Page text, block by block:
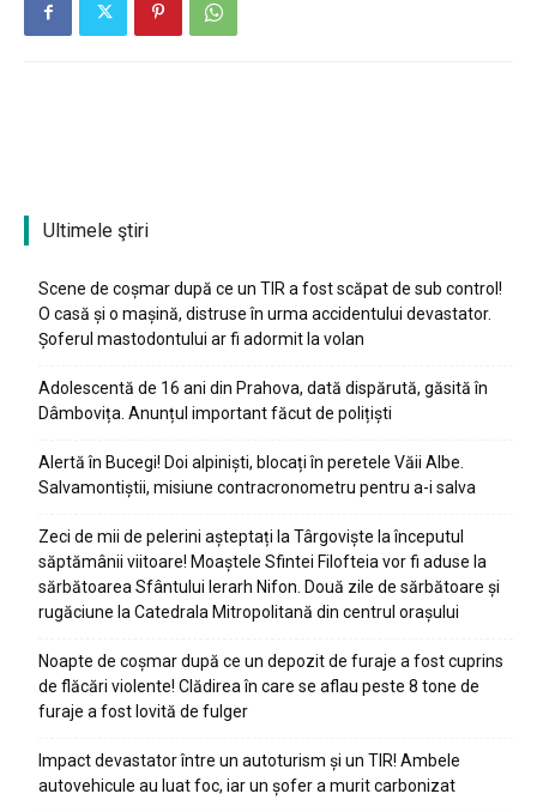
Ultimele ştiri
Scene de coșmar după ce un TIR a fost scăpat de sub control!
O casă și o mașină, distruse în urma accidentului devastator.
Șoferul mastodontului ar fi adormit la volan
Adolescentă de 16 ani din Prahova, dată dispărută, găsită în
Dâmbovița. Anunțul important făcut de polițiști
Alertă în Bucegi! Doi alpiniști, blocați în peretele Văii Albe.
Salvamontiștii, misiune contracronometru pentru a-i salva
Zeci de mii de pelerini așteptați la Târgoviște la începutul
săptămânii viitoare! Moaștele Sfintei Filofteia vor fi aduse la
sărbătoarea Sfântului Ierarh Nifon. Două zile de sărbătoare și
rugăciune la Catedrala Mitropolitană din centrul orașului
Noapte de coșmar după ce un depozit de furaje a fost cuprins
de flăcări violente! Clădirea în care se aflau peste 8 tone de
furaje a fost lovită de fulger
Impact devastator între un autoturism și un TIR! Ambele
autovehicule au luat foc, iar un șofer a murit carbonizat